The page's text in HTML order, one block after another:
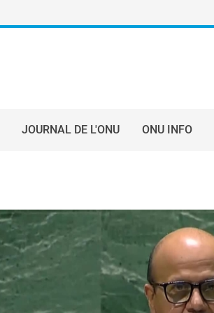
JOURNAL DE L'ONU ONU INFO